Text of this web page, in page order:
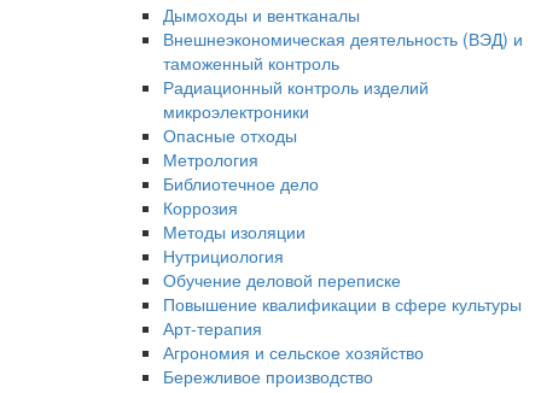
Дымоходы и вентканалы
Внешнеэкономическая деятельность (ВЭД) и
таможенный контроль
Радиационный контроль изделий
микроэлектроники
Опасные отходы
Метрология
Библиотечное дело
Коррозия
Методы изоляции
Нутрициология
Обучение деловой переписке
Повышение квалификации в сфере культуры
Арт-терапия
Агрономия и сельское хозяйство
Бережливое производство